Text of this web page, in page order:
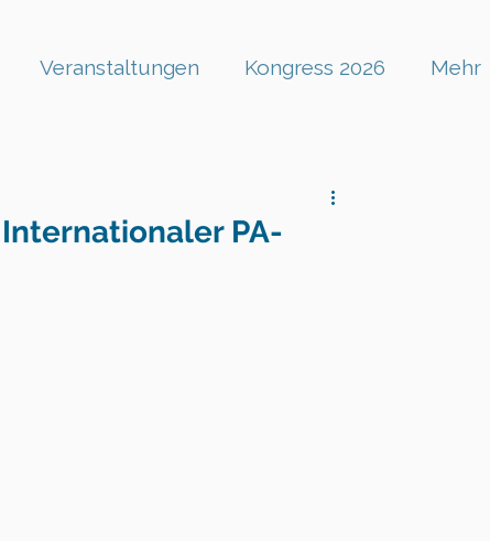
Veranstaltungen Kongress 2026 Mehr
PA-